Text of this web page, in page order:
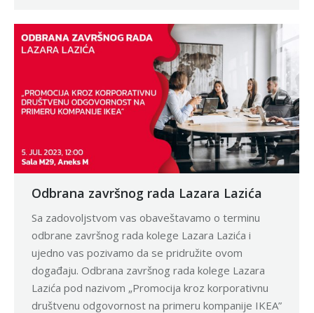
Odbrana završnog rada Lazara Lazića
Sa zadovoljstvom vas obaveštavamo o terminu
odbrane završnog rada kolege Lazara Lazića i
ujedno vas pozivamo da se pridružite ovom
događaju. Odbrana završnog rada kolege Lazara
Lazića pod nazivom „Promocija kroz korporativnu
društvenu odgovornost na primeru kompanije IKEA”